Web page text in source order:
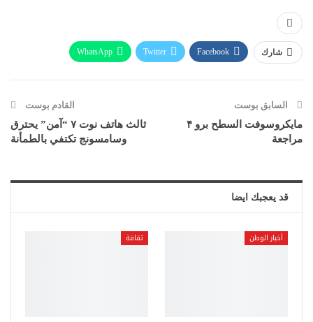
شارك Facebook
Twitter
WhatsApp
البريد الإلكتروني
السابق بوست
مايكروسوفت السطح برو ۴
مراجعة
القادم بوست
ثالث هاتف نوت ۷ “آمن” يحترق
وسامسونج تكتفي بالطمأنة
قد يعجبك ايضا
أخبار الوطن ثقافة